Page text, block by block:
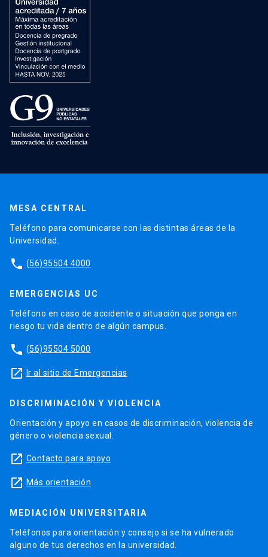
MESA CENTRAL
Teléfono para comunicarse con las distintas áreas de la
Universidad.
phone (56)95504 4000
EMERGENCIAS UC
Teléfono en caso de accidente o situación que ponga en
riesgo tu vida dentro de algún campus.
phone (56)95504 5000
launch Ir al sitio de Emergencias
DISCRIMINACIÓN Y VIOLENCIA
Orientación y apoyo en casos de discriminación, violencia de
género o violencia sexual.
launch Contacto para apoyo
launch Más orientación
MEDIACIÓN UNIVERSITARIA
Teléfonos para orientación y consejo si se ha vulnerado
alguno de tus derechos en la universidad.